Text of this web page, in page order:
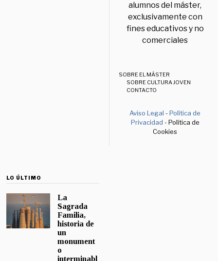
alumnos del máster,
exclusivamente con
fines educativos y no
comerciales
SOBRE EL MÁSTER
SOBRE CULTURA JOVEN
CONTACTO
Aviso Legal -Política de
Privacidad - Política de
Cookies
LO ÚLTIMO
La
Sagrada
Familia,
historia de
un
monument
o
interminabl